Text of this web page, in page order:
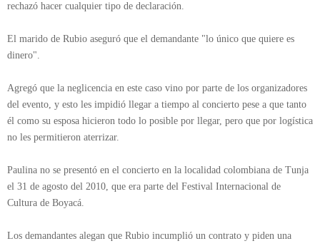
rechazó hacer cualquier tipo de declaración.
El marido de Rubio aseguró que el demandante "lo único que quiere es
dinero".
Agregó que la neglicencia en este caso vino por parte de los organizadores
del evento, y esto les impidió llegar a tiempo al concierto pese a que tanto
él como su esposa hicieron todo lo posible por llegar, pero que por logística
no les permitieron aterrizar.
Paulina no se presentó en el concierto en la localidad colombiana de Tunja
el 31 de agosto del 2010, que era parte del Festival Internacional de
Cultura de Boyacá.
Los demandantes alegan que Rubio incumplió un contrato y piden una